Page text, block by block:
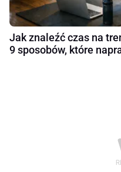
Jak znaleźć czas na
9 sposobów, które